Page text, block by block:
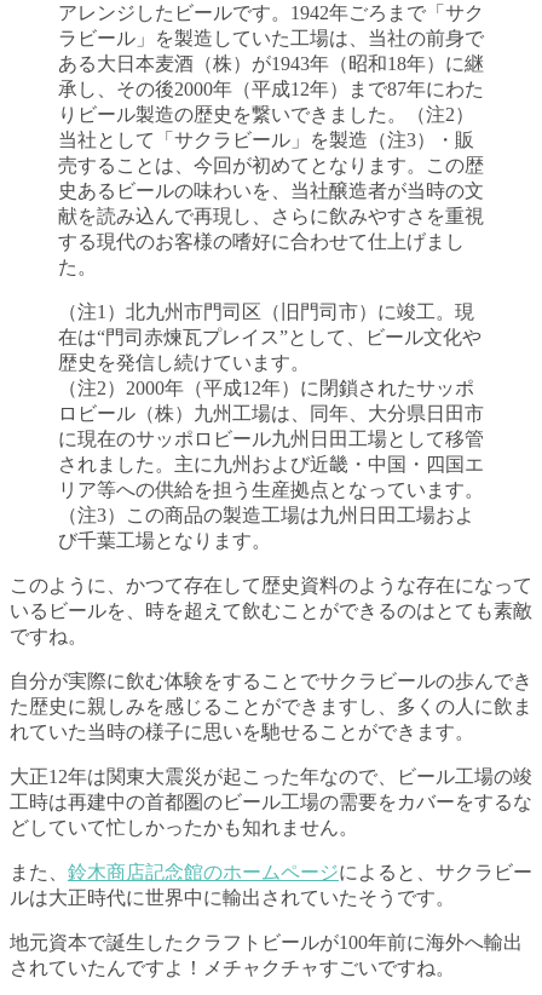
アレンジしたビールです。1942年ごろまで「サク
ラビール」を製造していた工場は、当社の前身で
ある大日本麦酒（株）が1943年（昭和18年）に継
承し、その後2000年（平成12年）まで87年にわた
りビール製造の歴史を繋いできました。（注2）
当社として「サクラビール」を製造（注3）・販
売することは、今回が初めてとなります。この歴
史あるビールの味わいを、当社醸造者が当時の文
献を読み込んで再現し、さらに飲みやすさを重視
する現代のお客様の嗜好に合わせて仕上げまし
た。
（注1）北九州市門司区（旧門司市）に竣工。現
在は“門司赤煉瓦プレイス”として、ビール文化や
歴史を発信し続けています。
（注2）2000年（平成12年）に閉鎖されたサッポ
ロビール（株）九州工場は、同年、大分県日田市
に現在のサッポロビール九州日田工場として移管
されました。主に九州および近畿・中国・四国エ
リア等への供給を担う生産拠点となっています。
（注3）この商品の製造工場は九州日田工場およ
び千葉工場となります。
このように、かつて存在して歴史資料のような存在になって
いるビールを、時を超えて飲むことができるのはとても素敵
ですね。
自分が実際に飲む体験をすることでサクラビールの歩んでき
た歴史に親しみを感じることができますし、多くの人に飲ま
れていた当時の様子に思いを馳せることができます。
大正12年は関東大震災が起こった年なので、ビール工場の竣
工時は再建中の首都圏のビール工場の需要をカバーをするな
どしていて忙しかったかも知れません。
また、 鈴木商店記念館のホームページによると、サクラビー
ルは大正時代に世界中に輸出されていたそうです。
地元資本で誕生したクラフトビールが100年前に海外へ輸出
されていたんですよ！メチャクチャすごいですね。